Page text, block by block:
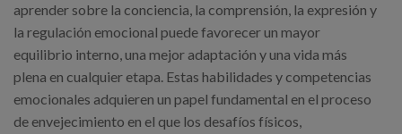
aprender sobre la conciencia, la comprensión, la expresión y
la regulación emocional puede favorecer un mayor
equilibrio interno, una mejor adaptación y una vida más
plena en cualquier etapa. Estas habilidades y competencias
emocionales adquieren un papel fundamental en el proceso
de envejecimiento en el que los desafíos físicos,